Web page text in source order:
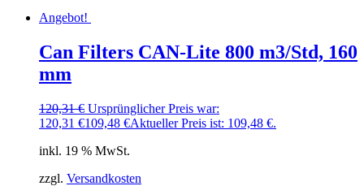
Angebot!
Can Filters CAN-Lite 800 m3/Std, 160
mm
120,31€ Ursprünglicher Preis war:
120,31 €109,48 €Aktueller Preis ist: 109,48 €.
inkl. 19 % MwSt.
zzgl. Versandkosten